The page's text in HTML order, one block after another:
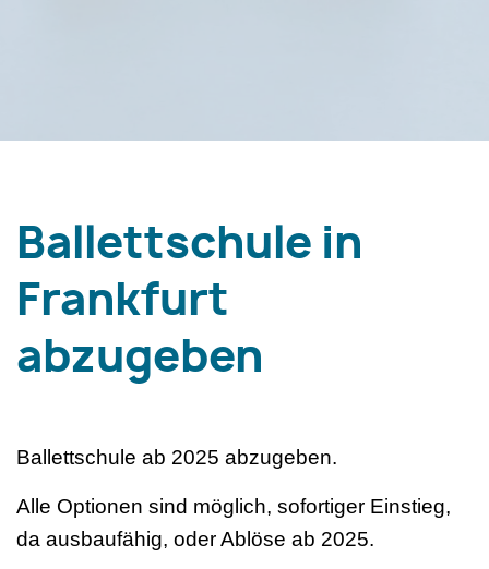
Ballettschule in
Frankfurt
abzugeben
Ballettschule ab 2025 abzugeben.
Alle Optionen sind möglich, sofortiger Einstieg,
da ausbaufähig, oder Ablöse ab 2025.